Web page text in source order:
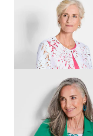
Petite veste en dentelle
139,00 CHF239,00 CHF
GOLDNER
Blazer en jersey
179,00 CHF259,00 CHF